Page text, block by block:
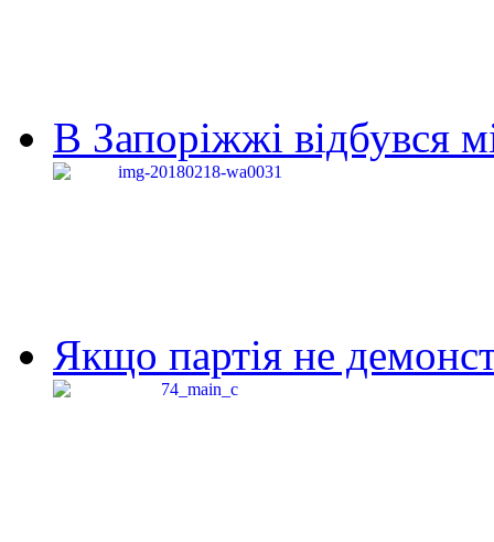
В Запоріжжі відбувся
Якщо партія не